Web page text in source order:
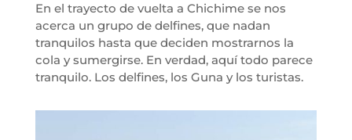
En el trayecto de vuelta a Chichime se nos
acerca un grupo de delfines, que nadan
tranquilos hasta que deciden mostrarnos la
cola y sumergirse. En verdad, aquí todo parece
tranquilo. Los delfines, los Guna y los turistas.